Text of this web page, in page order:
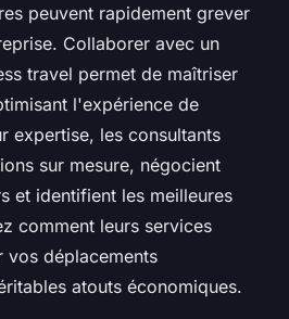
peuvent rapidement grever
Collaborer avec un
travel permet de maîtriser
l'expérience de
expertise, les consultants
sur mesure, négocient
et identifient les meilleures
comment leurs services
vos déplacements
atouts économiques.